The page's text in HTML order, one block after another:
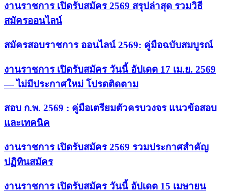
งานราชการ เปิดรับสมัคร 2569 สรุปล่าสุด รวมวิธี
สมัครออนไลน์
สมัครสอบราชการ ออนไลน์ 2569: คู่มือฉบับสมบูรณ์
งานราชการ เปิดรับสมัคร วันนี้ อัปเดต 17 เม.ย. 2569
— ไม่มีประกาศใหม่ โปรดติดตาม
สอบ ก.พ. 2569 : คู่มือเตรียมตัวครบวงจร แนวข้อสอบ
และเทคนิค
งานราชการ เปิดรับสมัคร 2569 รวมประกาศสำคัญ
ปฏิทินสมัคร
งานราชการ เปิดรับสมัคร วันนี้ อัปเดต 15 เมษายน